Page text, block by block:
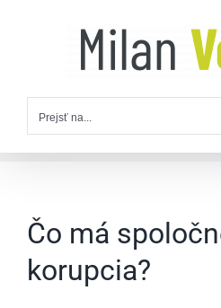
Prejsť na...
Čo má
korupcia?